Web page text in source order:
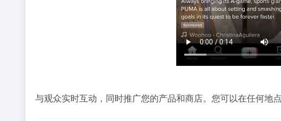
与观众实时互动，同时推广您的产品和商店。您可以在任何地